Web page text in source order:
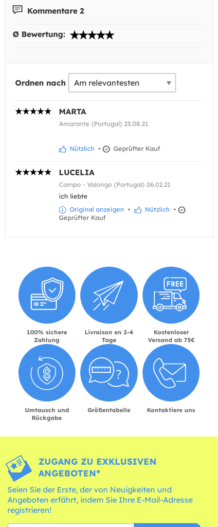
Kommentare 2
Ø Bewertung:
Ordnen nach
MARTA
Amarante (Portugal) 23.08.21
Nützlich • Geprüfter Kauf
LUCELIA
Campo - Valongo (Portugal) 06.02.21
ich liebte
Original anzeigen • Nützlich •
Geprüfter Kauf
100% sichere
Zahlung
Livraison en 2-4
Tage
Kostenloser
Versand ab 75€
Umtausch und
Rückgabe
Größentabelle Kontaktiere uns
ZUGANG ZU EXKLUSIVEN
ANGEBOTEN*
Seien Sie der Erste, der von Neuigkeiten und
Angeboten erfährt, indem Sie Ihre E-Mail-Adresse
registrieren!